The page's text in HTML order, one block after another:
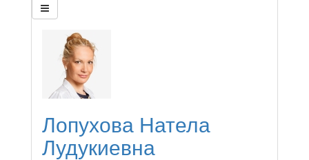
Лопухова Натела
Лудукиевна